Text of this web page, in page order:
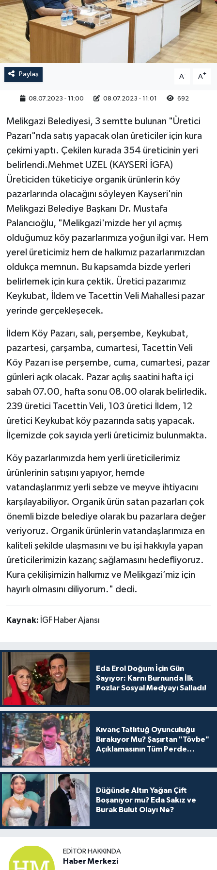
Paylaş A- A+
08.07.2023 - 11:00 08.07.2023 - 11:01 692
Melikgazi Belediyesi, 3 semtte bulunan "Üretici
Pazarı"nda satış yapacak olan üreticiler için kura
çekimi yaptı. Çekilen kurada 354 üreticinin yeri
belirlendi.Mehmet UZEL (KAYSERİ İGFA)
Üreticiden tüketiciye organik ürünlerin köy
pazarlarında olacağını söyleyen Kayseri'nin
Melikgazi Belediye Başkanı Dr. Mustafa
Palancıoğlu, "Melikgazi'mizde her yıl açmış
olduğumuz köy pazarlarımıza yoğun ilgi var. Hem
yerel üreticimiz hem de halkımız pazarlarımızdan
oldukça memnun. Bu kapsamda bizde yerleri
belirlemek için kura çektik. Üretici pazarımız
Keykubat, İldem ve Tacettin Veli Mahallesi pazar
yerinde gerçekleşecek.
İldem Köy Pazarı, salı, perşembe, Keykubat,
pazartesi, çarşamba, cumartesi, Tacettin Veli
Köy Pazarı ise perşembe, cuma, cumartesi, pazar
günleri açık olacak. Pazar açılış saatini hafta içi
sabah 07.00, hafta sonu 08.00 olarak belirledik.
239 üretici Tacettin Veli, 103 üretici İldem, 12
üretici Keykubat köy pazarında satış yapacak.
İlçemizde çok sayıda yerli üreticimiz bulunmakta.
Köy pazarlarımızda hem yerli üreticilerimiz
ürünlerinin satışını yapıyor, hemde
vatandaşlarımız yerli sebze ve meyve ihtiyacını
karşılayabiliyor. Organik ürün satan pazarları çok
önemli bizde belediye olarak bu pazarlara değer
veriyoruz. Organik ürünlerin vatandaşlarımıza en
kaliteli şekilde ulaşmasını ve bu işi hakkıyla yapan
üreticilerimizin kazanç sağlamasını hedefliyoruz.
Kura çekilişimizin halkımız ve Melikgazi’miz için
hayırlı olmasını diliyorum." dedi.
Kaynak: İGF Haber Ajansı
Eda Erol Doğum İçin Gün
Sayıyor: Karnı Burnunda İlk
Pozlar Sosyal Medyayı Salladı!
Kıvanç Tatlıtuğ Oyunculuğu
Bırakıyor Mu? Şaşırtan "Tövbe"
Açıklamasının Tüm Perde
Düğünde Altın Yağan Çift
Boşanıyor mu? Eda Sakız ve
Burak Bulut Olayı Ne?
EDITÖR HAKKINDA
Haber Merkezi
RESMİ İLAN